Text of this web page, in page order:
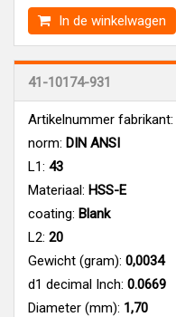
In de winkelwagen
41-10174-931
Artikelnummer fabrikant:
norm: DIN ANSI
L1: 43
Materiaal: HSS-E
coating: Blank
L2: 20
Gewicht (gram): 0,0034
d1 decimal Inch: 0.0669
Diameter (mm): 1,70